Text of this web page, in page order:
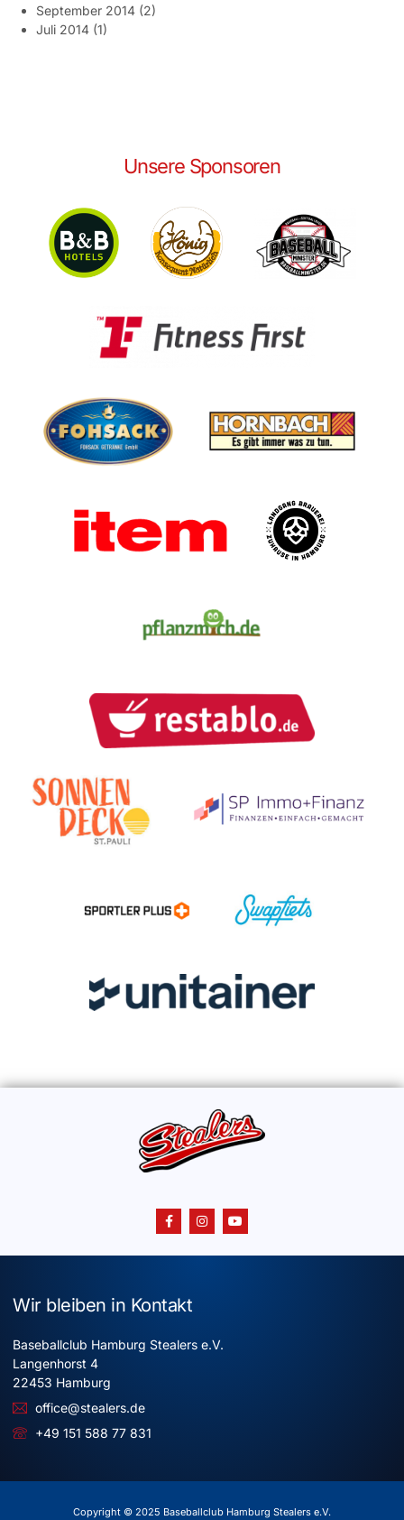
September 2014 (2)
Juli 2014 (1)
Unsere Sponsoren
Wir bleiben in Kontakt
Baseballclub Hamburg Stealers e.V.
Langenhorst 4
22453 Hamburg
office@stealers.de
+49 151 588 77 831
Copyright © 2025 Baseballclub Hamburg Stealers e.V.